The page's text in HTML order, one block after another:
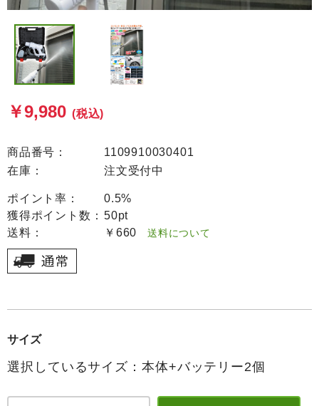
￥9,980 (税込)
商品番号：
1109910030401
在庫：
注文受付中
ポイント率：
0.5%
獲得ポイント数： 50pt
送料：
￥660 送料について
サイズ
選択しているサイズ：本体+バッテリー2個